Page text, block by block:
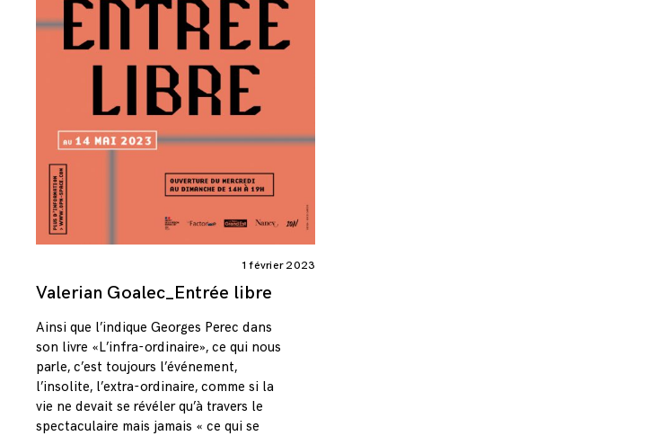
1 février 2023
Valerian Goalec_Entrée libre
Ainsi que l’indique Georges Perec dans
son livre «L’infra-ordinaire», ce qui nous
parle, c’est toujours l’événement,
l’insolite, l’extra-ordinaire, comme si la
vie ne devait se révéler qu’à travers le
spectaculaire mais jamais « ce qui se